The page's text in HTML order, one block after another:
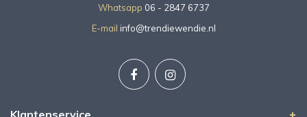
Whatsapp 06 - 2847 6737
E-mail info@trendiewendie.nl
Klantenservice